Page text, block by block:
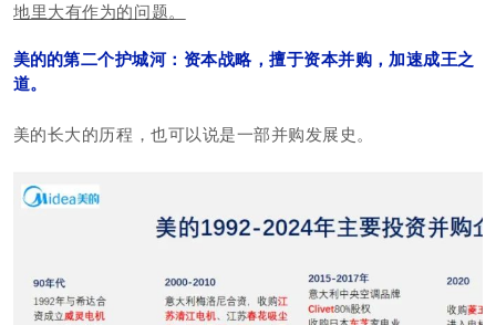
地里大有作为的问题。
美的的第二个护城河：资本战略，擅于资本并购，加速成王之
道。
美的长大的历程，也可以说是一部并购发展史。